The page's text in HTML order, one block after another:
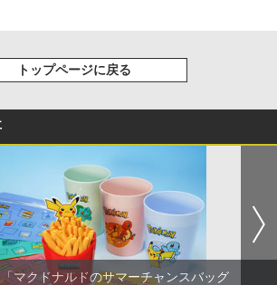
トップページに戻る
マクドナルドのサマーチャンスバッグ